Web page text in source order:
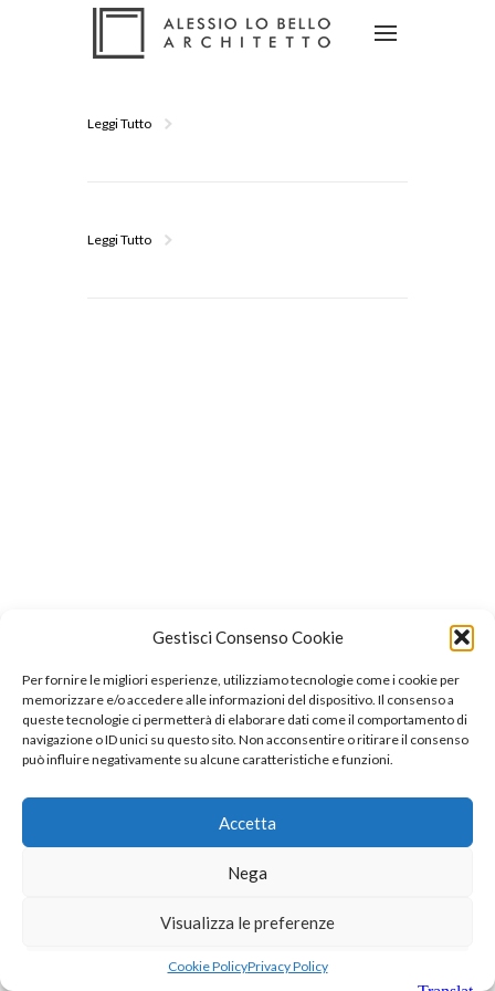
Gestisci Consenso Cookie
Per fornire le migliori esperienze, utilizziamo tecnologie come i cookie per
memorizzare e/o accedere alle informazioni del dispositivo. Il consenso a
queste tecnologie ci permetterà di elaborare dati come il comportamento di
navigazione o ID unici su questo sito. Non acconsentire o ritirare il consenso
può influire negativamente su alcune caratteristiche e funzioni.
Accetta
Nega
Visualizza le preferenze
Cookie PolicyPrivacy Policy
Leggi Tutto
Leggi Tutto